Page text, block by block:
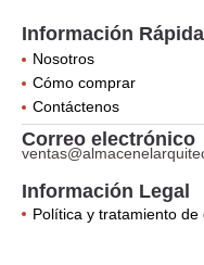
Información Rápida
Nosotros
Cómo comprar
Contáctenos
Correo electrónico
Información Legal
Política y tratamiento